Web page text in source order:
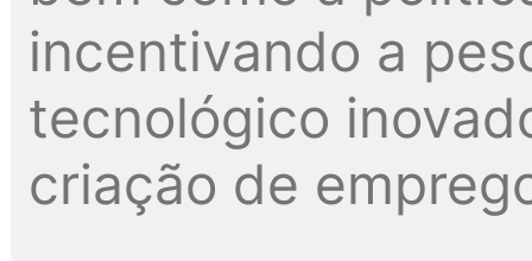
incentivando a
tecnológico
criação de